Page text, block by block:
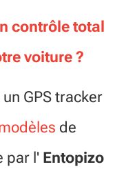
contrôle total
voiture ?
GPS tracker
de
par l' Entopizo